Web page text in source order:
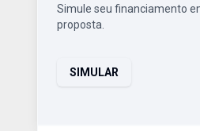
Simule seu financiamento
proposta.
SIMULAR